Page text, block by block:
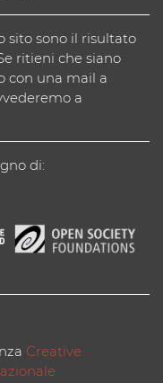
sito sono il risultato
ritieni che siano
con una mail a
a
di:
Creative